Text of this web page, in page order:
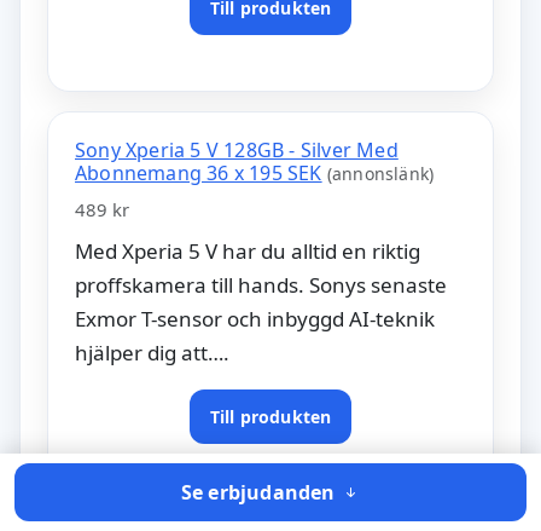
Till produkten
Sony Xperia 5 V 128GB - Silver Med
Abonnemang 36 x 195 SEK (annonslänk)
489 kr
Med Xperia 5 V har du alltid en riktig
proffskamera till hands. Sonys senaste
Exmor T-sensor och inbyggd AI-teknik
hjälper dig att….
Till produkten
Se erbjudanden